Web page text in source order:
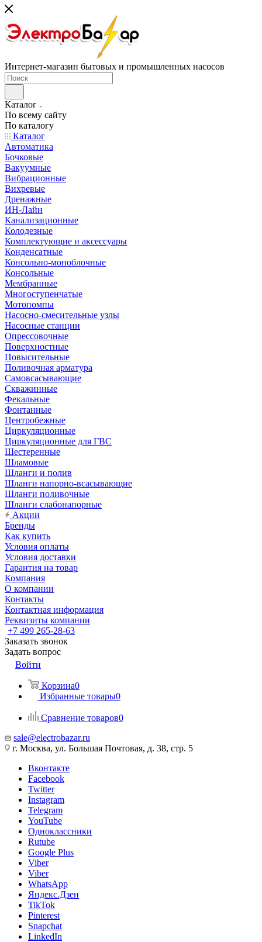
Интернет-магазин бытовых и промышленных насосов
Каталог
По всему сайту
По каталогу
Каталог
Автоматика
Бочковые
Вакуумные
Вибрационные
Вихревые
Дренажные
ИН-Лайн
Канализационные
Колодезные
Комплектующие и аксессуары
Конденсатные
Консольно-моноблочные
Консольные
Мембранные
Многоступенчатые
Мотопомпы
Насосно-смесительные узлы
Насосные станции
Опрессовочные
Поверхностные
Повысительные
Поливочная арматура
Самовсасывающие
Скважинные
Фекальные
Фонтанные
Центробежные
Циркуляционные
Циркуляционные для ГВС
Шестеренные
Шламовые
Шланги и полив
Шланги напорно-всасывающие
Шланги поливочные
Шланги слабонапорные
Акции
Бренды
Как купить
Условия оплаты
Условия доставки
Гарантия на товар
Компания
О компании
Контакты
Контактная информация
Реквизиты компании
+7 499 265-28-63
Заказать звонок
Задать вопрос
Войти
Корзина0
Избранные товары0
Сравнение товаров0
sale@electrobazar.ru
г. Москва, ул. Большая Почтовая, д. 38, стр. 5
Вконтакте
Facebook
Twitter
Instagram
Telegram
YouTube
Одноклассники
Rutube
Google Plus
Viber
Viber
WhatsApp
Яндекс.Дзен
TikTok
Pinterest
Snapchat
LinkedIn